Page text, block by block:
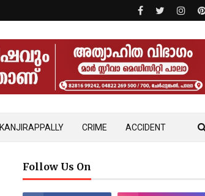
KANJIRAPPALLY CRIME ACCIDENT
Follow Us On